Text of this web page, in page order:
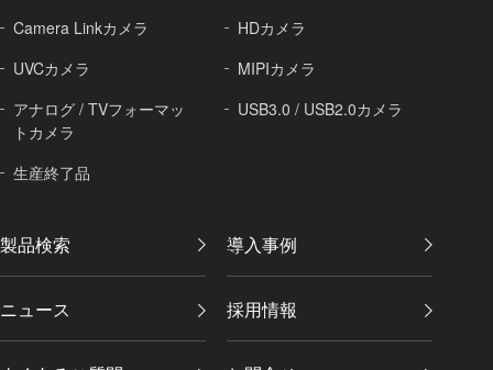
Camera Linkカメラ
HDカメラ
UVCカメラ
MIPIカメラ
アナログ / TVフォーマッ
トカメラ
USB3.0 / USB2.0カメラ
生産終了品
製品検索 導入事例
ニュース 採用情報